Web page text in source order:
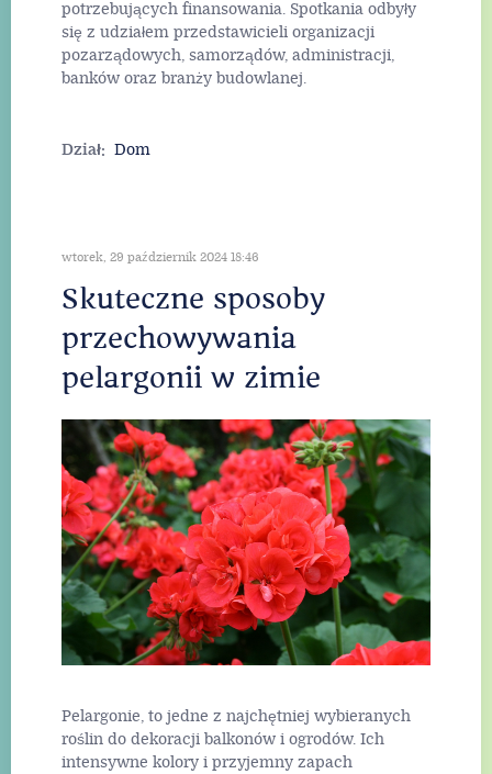
potrzebujących finansowania. Spotkania odbyły
się z udziałem przedstawicieli organizacji
pozarządowych, samorządów, administracji,
banków oraz branży budowlanej.
Dział: Dom
wtorek, 29 październik 2024 18:46
Skuteczne sposoby
przechowywania
pelargonii w zimie
Pelargonie, to jedne z najchętniej wybieranych
roślin do dekoracji balkonów i ogrodów. Ich
intensywne kolory i przyjemny zapach